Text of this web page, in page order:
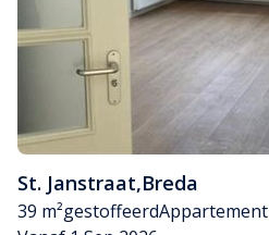
St. Janstraat,Breda
39 m²gestoffeerdAppartement